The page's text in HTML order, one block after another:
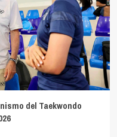
del Taekwondo